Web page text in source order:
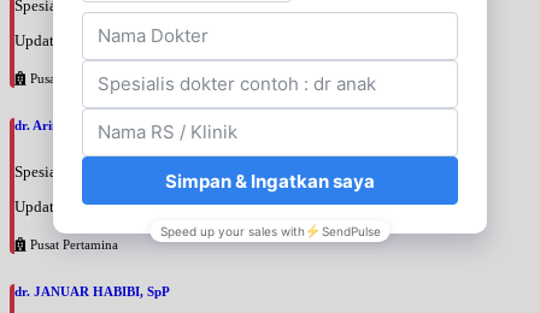
Spesialis: Penyakit Dalam
Update terakhir: 2026-08-07 20:35:45
Pusat Pertamina
dr. Arini Purwono, SpP
Spesialis: Paru
Update terakhir: 2026-08-07 20:25:58
Pusat Pertamina
dr. JANUAR HABIBI, SpP